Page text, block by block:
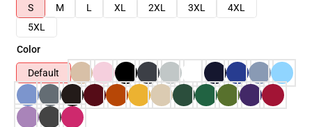
S
M L XL 2XL 3XL
4XL
5XL
Color
Default